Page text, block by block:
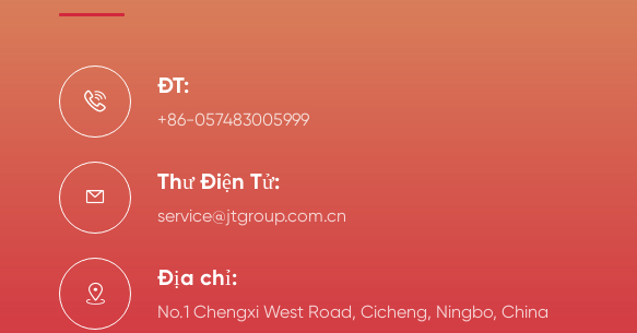

ĐT:
+86-057483005999

Thư Điện Tử:
service@jtgroup.com.cn

Địa chỉ:
No.1 Chengxi West Road, Cicheng, Ningbo, China